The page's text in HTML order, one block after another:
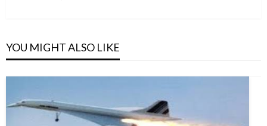
YOU MIGHT ALSO LIKE